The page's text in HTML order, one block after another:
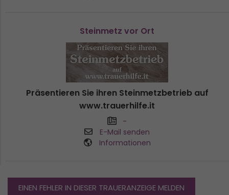
Steinmetz vor Ort
Präsentieren Sie ihren Steinmetzbetrieb auf
www.trauerhilfe.it
-
E-Mail senden
Informationen
EINEN FEHLER IN DIESER TRAUERANZEIGE MELDEN